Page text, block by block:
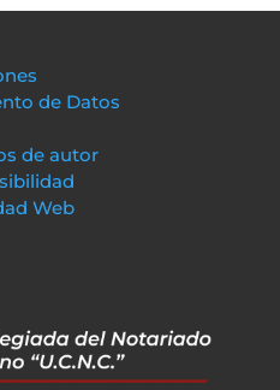
de Datos
de autor
Web